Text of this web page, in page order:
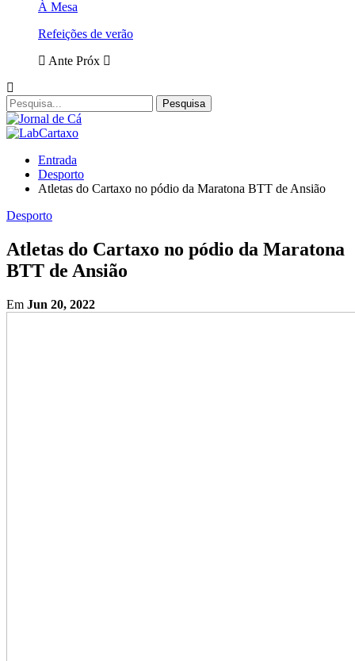
À Mesa
Refeições de verão
Ante Próx
Entrada
Desporto
Atletas do Cartaxo no pódio da Maratona BTT de Ansião
Desporto
Atletas do Cartaxo no pódio da Maratona
BTT de Ansião
Em Jun 20, 2022